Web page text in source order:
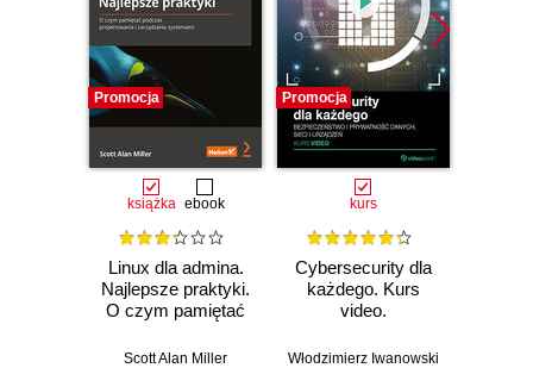
Promocja
książka ebook
Linux dla admina.
Najlepsze praktyki.
O czym pamiętać
projektowania i
Scott Alan Miller
Promocja
kurs
Cybersecurity dla
każdego. Kurs
video.
prywatność
Włodzimierz Iwanowski